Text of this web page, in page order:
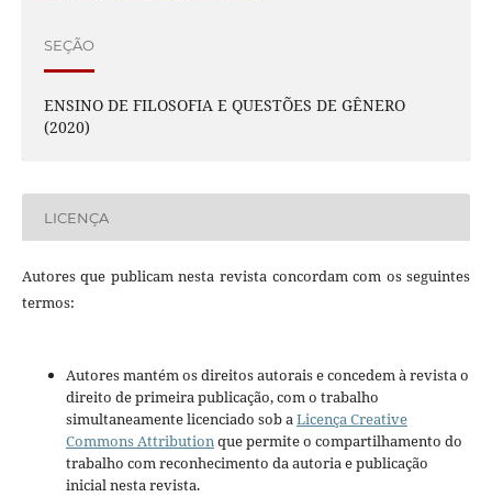
SEÇÃO
ENSINO DE FILOSOFIA E QUESTÕES DE GÊNERO
(2020)
LICENÇA
Autores que publicam nesta revista concordam com os seguintes
termos:
Autores mantém os direitos autorais e concedem à revista o
direito de primeira publicação, com o trabalho
simultaneamente licenciado sob aLicença Creative
Commons Attributionque permite o compartilhamento do
trabalho com reconhecimento da autoria e publicação
inicial nesta revista.